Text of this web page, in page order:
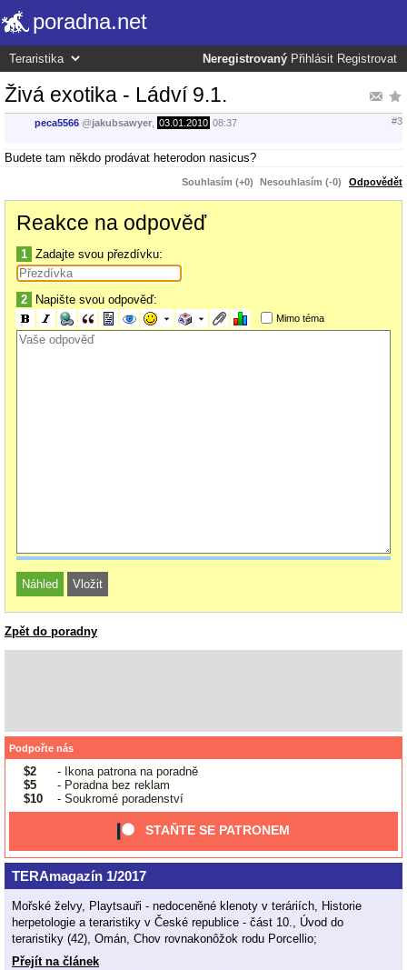
poradna.net
Neregistrovaný Přihlásit Registrovat
Živá exotika - Ládví 9.1.
peca5566 @jakubsawyer 03.01.2010 08:37 #3
Budete tam někdo prodávat heterodon nasicus?
Souhlasím (+0) Nesouhlasím (-0) Odpovědět
Reakce na odpověď
1 Zadajte svou přezdívku:
2 Napište svou odpověď:
Mimo téma
Zpět do poradny
Podpořte nás
$2
- Ikona patrona na poradně
$5
- Poradna bez reklam
$10
- Soukromé poradenství
STAŇTE SE PATRONEM
TERAmagazín 1/2017
Mořské želvy, Playtsauři - nedoceněné klenoty v teráriích, Historie
herpetologie a teraristiky v České republice - část 10., Úvod do
teraristiky (42), Omán, Chov rovnakonôžok rodu Porcellio;
Přejít na článek